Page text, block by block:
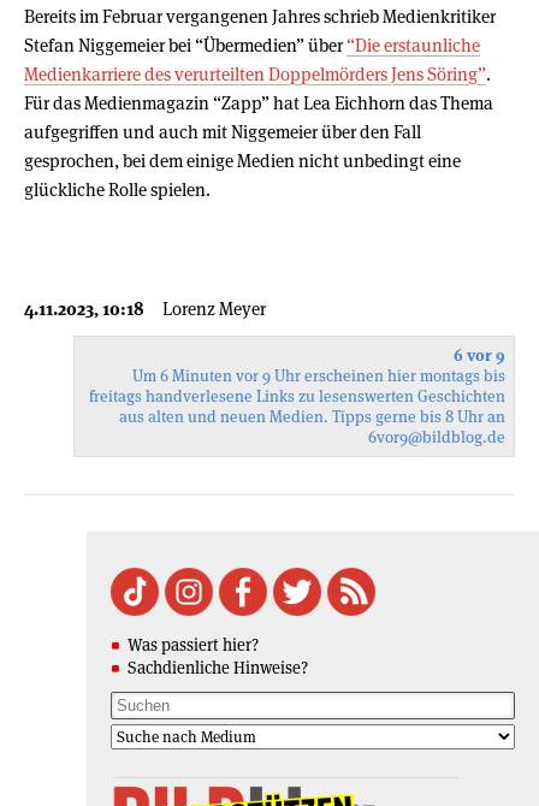
Bereits im Februar vergangenen Jahres schrieb Medienkritiker
Stefan Niggemeier bei “Übermedien” über“Die erstaunliche
Medienkarriere des verurteilten Doppelmörders Jens Söring”.
Für das Medienmagazin “Zapp” hat Lea Eichhorn das Thema
aufgegriffen und auch mit Niggemeier über den Fall
gesprochen, bei dem einige Medien nicht unbedingt eine
glückliche Rolle spielen.
4.11.2023, 10:18 Lorenz Meyer
6 vor 9
Um 6 Minuten vor 9 Uhr erscheinen hier montags bis
freitags handverlesene Links zu lesenswerten Geschichten
aus alten und neuen Medien. Tipps gerne bis 8 Uhr an
6vor9@bildblog.de
Was passiert hier?
Sachdienliche Hinweise?